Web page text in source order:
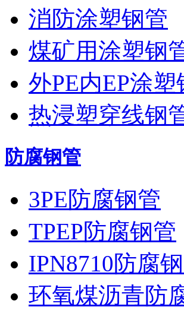
消防涂塑钢管
煤矿用涂塑钢
外PE内EP涂塑
热浸塑穿线钢
防腐钢管
3PE防腐钢管
TPEP防腐钢管
IPN8710防腐
环氧煤沥青防